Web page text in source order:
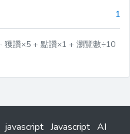
1
獲讚×5 + 點讚×1 + 瀏覽數÷10
javascript Javascript AI